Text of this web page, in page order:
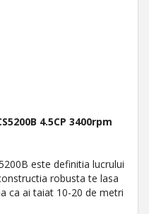
4.5CP 3400rpm
este definitia lucrului
robusta te lasa
ca ai taiat 10-20 de metri